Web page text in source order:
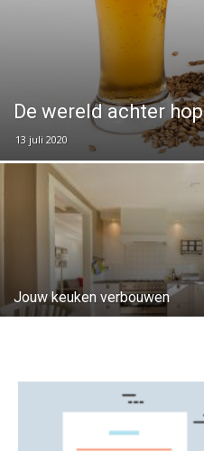
De wereld achter hop
13 juli 2020
Jouw keuken verbouwen